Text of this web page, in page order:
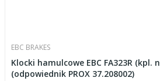
EBC BRAKES
Klocki hamulcowe EBC FA323R (kpl.
(odpowiednik PROX 37.208002)